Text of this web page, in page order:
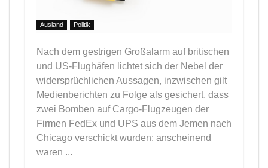
Ausland Politik
Nach dem gestrigen Großalarm auf britischen
und US-Flughäfen lichtet sich der Nebel der
widersprüchlichen Aussagen, inzwischen gilt
Medienberichten zu Folge als gesichert, dass
zwei Bomben auf Cargo-Flugzeugen der
Firmen FedEx und UPS aus dem Jemen nach
Chicago verschickt wurden: anscheinend
waren ...